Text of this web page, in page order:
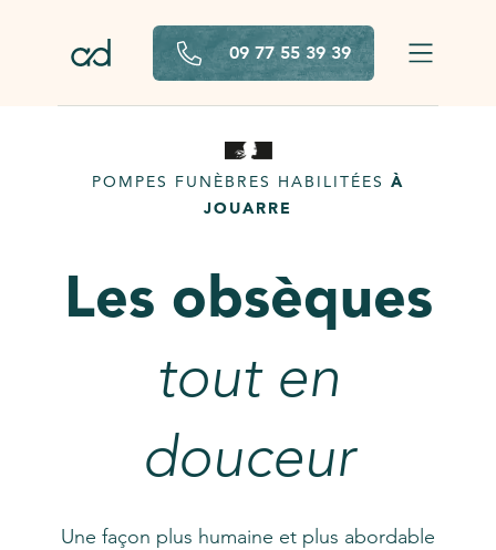
09 77 55 39 39
POMPES FUNÈBRES HABILITÉES À
JOUARRE
Les obsèques
tout en
douceur
Une façon plus humaine et plus abordable